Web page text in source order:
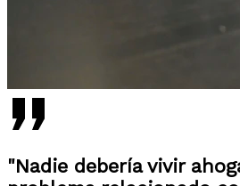
"Nadie debería vivir